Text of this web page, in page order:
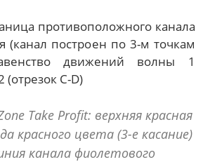
противоположного канала
(канал построен по 3-м точкам
движений волны 1
(отрезок С-D)
Take Profit: верхняя красная
красного цвета (3-е касание)
канала фиолетового